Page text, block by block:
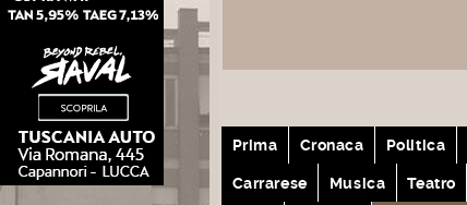
Prima Cronaca Politica
Carrarese Musica Teatro